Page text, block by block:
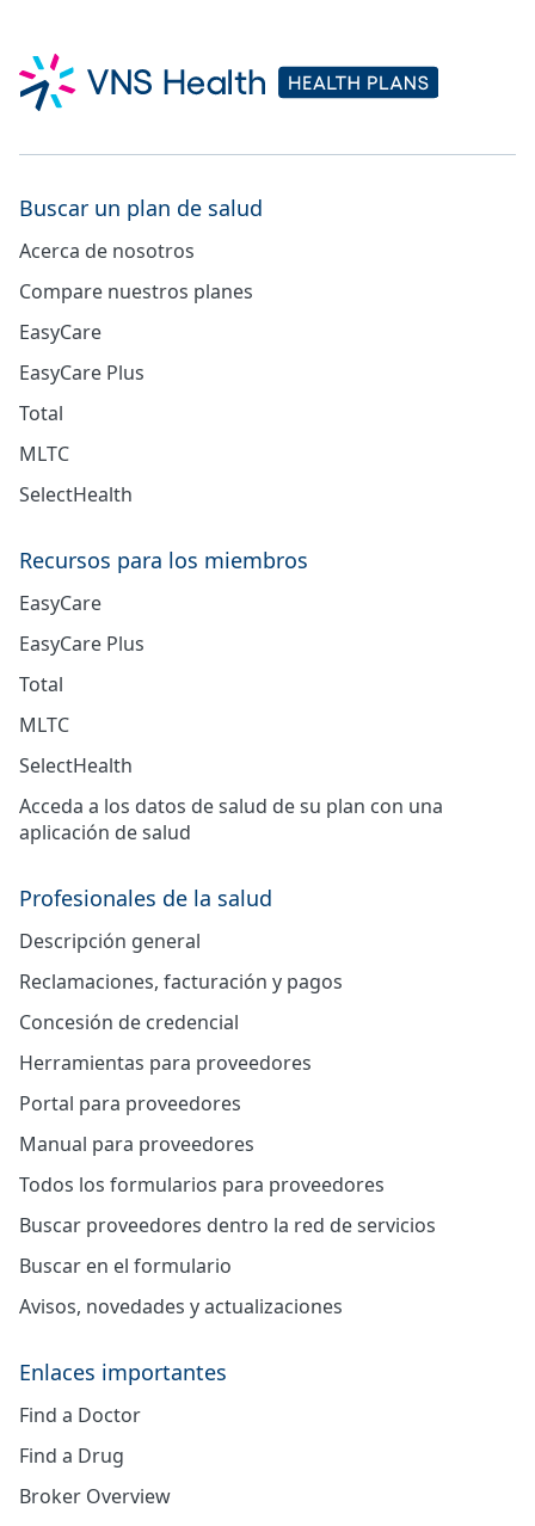
Buscar un plan de salud
Acerca de nosotros
Compare nuestros planes
EasyCare
EasyCare Plus
Total
MLTC
SelectHealth
Recursos para los miembros
EasyCare
EasyCare Plus
Total
MLTC
SelectHealth
Acceda a los datos de salud de su plan con una
aplicación de salud
Profesionales de la salud
Descripción general
Reclamaciones, facturación y pagos
Concesión de credencial
Herramientas para proveedores
Portal para proveedores
Manual para proveedores
Todos los formularios para proveedores
Buscar proveedores dentro la red de servicios
Buscar en el formulario
Avisos, novedades y actualizaciones
Enlaces importantes
Find a Doctor
Find a Drug
Broker Overview